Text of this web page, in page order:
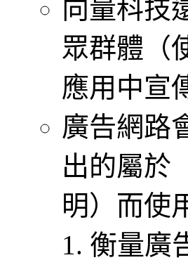
向量科技
眾群體（
應用中宣
廣告網路
出的屬於
明）而使
衡量廣